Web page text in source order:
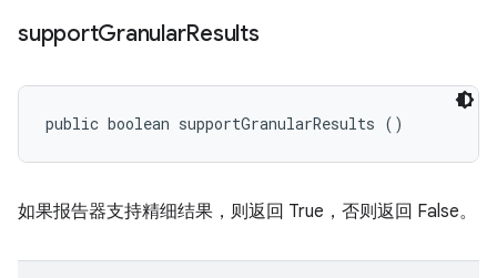
supportGranularResults
public boolean supportGranularResults ()
如果报告器支持精细结果，则返回 True，否则返回 False。